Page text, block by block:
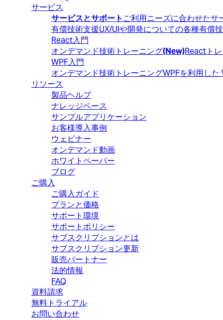
サービス
サービスとサポート ご利用ニーズに合わせた
有償技術支援UX/UIや開発についての各種有償
React入門
オンデマンド技術トレーニング(New)Reactト
WPF入門
オンデマンド技術トレーニングWPFを利用し
リソース
製品ヘルプ
ナレッジベース
サンプルアプリケーション
お客様導入事例
ウェビナー
オンデマンド動画
ホワイトペーパー
ブログ
ご購入
ご購入ガイド
プランと価格
サポート環境
サポートポリシー
サブスクリプションとは
サブスクリプション更新
販売パートナー
法的情報
FAQ
資料請求
無料トライアル
お問い合わせ